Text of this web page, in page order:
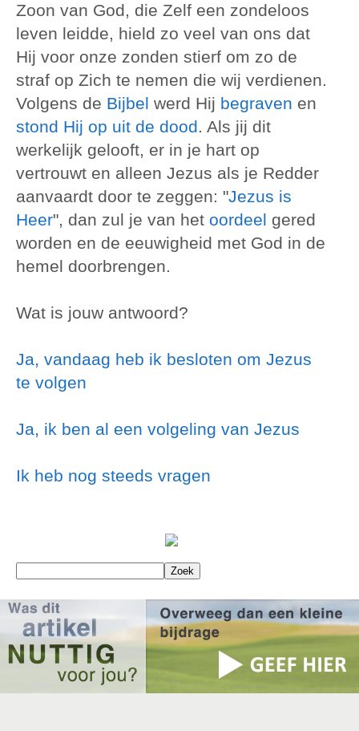
Zoon van God, die Zelf een zondeloos
leven leidde, hield zo veel van ons dat
Hij voor onze zonden stierf om zo de
straf op Zich te nemen die wij verdienen.
Volgens de Bijbel werd Hij begraven en
stond Hij op uit de dood. Als jij dit
werkelijk gelooft, er in je hart op
vertrouwt en alleen Jezus als je Redder
aanvaardt door te zeggen: "Jezus is
Heer", dan zul je van het oordeel gered
worden en de eeuwigheid met God in de
hemel doorbrengen.
Wat is jouw antwoord?
Ja, vandaag heb ik besloten om Jezus
te volgen
Ja, ik ben al een volgeling van Jezus
Ik heb nog steeds vragen